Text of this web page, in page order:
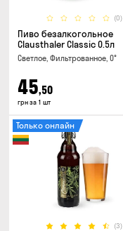
(0)
Пиво безалкогольное
Clausthaler Classic 0.5л
Светлое, Фильтрованное, 0°
45,50
грн за 1 шт
(3)
Только онлайн